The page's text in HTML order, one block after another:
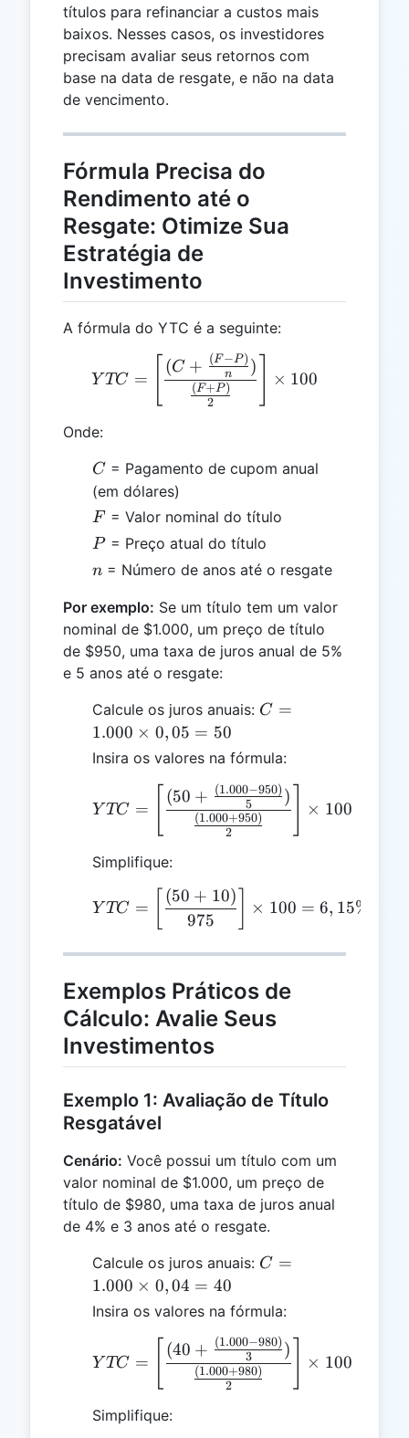
títulos para refinanciar a custos mais
baixos. Nesses casos, os investidores
precisam avaliar seus retornos com
base na data de resgate, e não na data
de vencimento.
Fórmula Precisa do
Rendimento até o
Resgate: Otimize Sua
Estratégia de
Investimento
A fórmula do YTC é a seguinte:
YTC = \left[\frac{(C +
Y TC =
2
(F+P)
(C + n
(F−P) )
× 100
Onde:
C
C = Pagamento de cupom anual
(em dólares)
F
F = Valor nominal do título
P
P= Preço atual do título
n
n = Número de anos até o resgate
Por exemplo: Se um título tem um valor
nominal de $1.000, um preço de título
de $950, uma taxa de juros anual de 5%
e 5 anos até o resgate:
Calcule os juros anuais: C =
\times
= 50
C =
1.000 × 0,05 = 50
Insira os valores na fórmula:
YTC = \left[\frac{(50
Y TC =
2
(1.000+950)
(50 + 5
(1.000−950) )
× 100
Simplifique:
YTC = \left[\frac{(50
Y TC =
975
(50 + 10)
× 100 = 6, 15%
Exemplos Práticos de
Cálculo: Avalie Seus
Investimentos
Exemplo 1: Avaliação de Título
Resgatável
Cenário: Você possui um título com um
valor nominal de $1.000, um preço de
título de $980, uma taxa de juros anual
de 4% e 3 anos até o resgate.
Calcule os juros anuais: C =
\times
= 40
C =
1.000 × 0,04 = 40
Insira os valores na fórmula:
YTC = \left[\frac{(40
Y TC =
2
(1.000+980)
(40 + 3
(1.000−980) )
× 100
Simplifique: